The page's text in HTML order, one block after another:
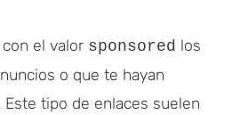
con el valor sponsored los
o que te hayan
Este tipo de enlaces suelen